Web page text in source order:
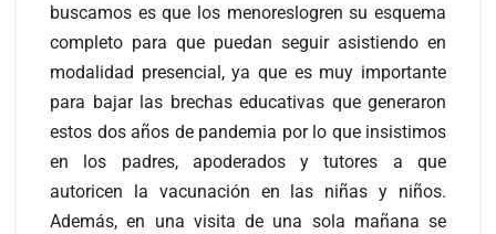
buscamos es que los menoreslogren su esquema
completo para que puedan seguir asistiendo en
modalidad presencial, ya que es muy importante
para bajar las brechas educativas que generaron
estos dos años de pandemia por lo que insistimos
en los padres, apoderados y tutores a que
autoricen la vacunación en las niñas y niños.
Además, en una visita de una sola mañana se